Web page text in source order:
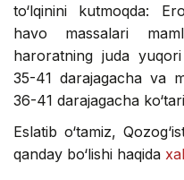
to‘lqinini kutmoqda:
havo massalari
haroratning juda
35-41 darajagacha va
36-41 darajagacha
Eslatib o‘tamiz,
qanday bo‘lishi haqida